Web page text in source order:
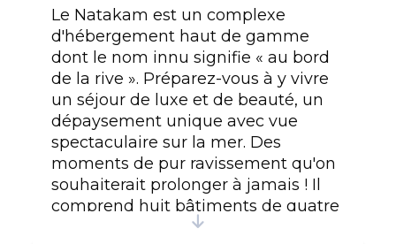
Le Natakam est un complexe
d'hébergement haut de gamme
dont le nom innu signifie « au bord
de la rive ». Préparez-vous à y vivre
un séjour de luxe et de beauté, un
dépaysement unique avec vue
spectaculaire sur la mer. Des
moments de pur ravissement qu'on
souhaiterait prolonger à jamais ! Il
comprend huit bâtiments de quatre
hébergements, tous situés sur le